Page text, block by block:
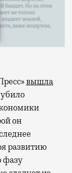
вышла
он
развитию
фазу